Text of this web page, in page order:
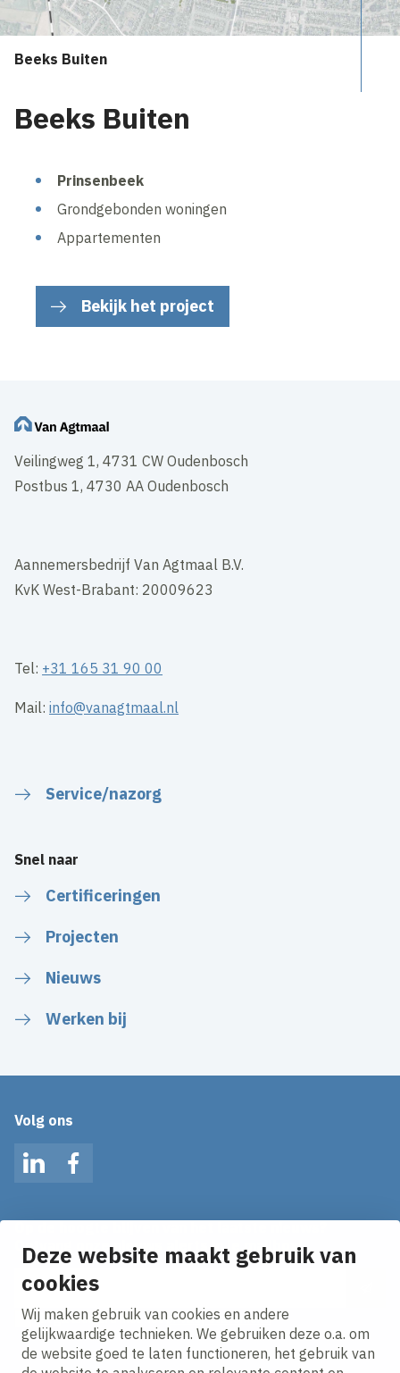
Deze website maakt gebruik van
cookies
Wij maken gebruik van cookies en andere
gelijkwaardige technieken. We gebruiken deze o.a. om
de website goed te laten functioneren, het gebruik van
Beeks Buiten
Beeks Buiten
Prinsenbeek
Grondgebonden woningen
Appartementen
Bekijk het project
Veilingweg 1, 4731 CW Oudenbosch
Postbus 1, 4730 AA Oudenbosch
Aannemersbedrijf Van Agtmaal B.V.
KvK West-Brabant: 20009623
Tel: +31 165 31 90 00
Mail:info@vanagtmaal.nl
Service/nazorg
Snel naar
Certificeringen
Projecten
Nieuws
Werken bij
Volg ons
LinkedInFacebook
Ontvang onze nieuws alerts in je mailbox!
E-mailadres
Ik ga akkoord met hetprivacy statement.